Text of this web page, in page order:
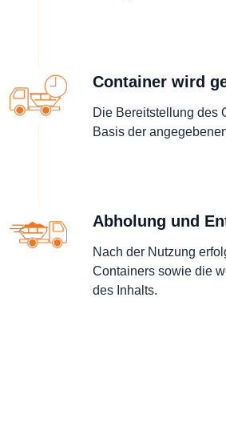
Container wird
Die Bereitstellung des
Basis der
Abholung und
Nach der Nutzung
Containers sowie die
des Inhalts.